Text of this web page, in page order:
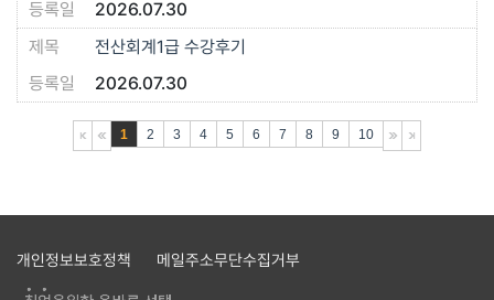
2026.07.30
전산회계1급 수강후기
2026.07.30
1 2 3 4 5 6 7 8 9 10
개인정보보호정책 메일주소무단수집거부